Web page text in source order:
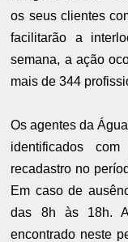
os seus clientes
facilitarão a
semana, a ação
mais de 344
Os agentes da
identificados
recadastro no
Em caso de
das 8h às 18h.
encontrado neste